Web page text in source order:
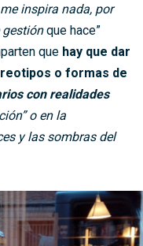
inspira nada, por
gestiónque hace”
que hay que dar
o formas de
con realidades
o en la
y las sombras del